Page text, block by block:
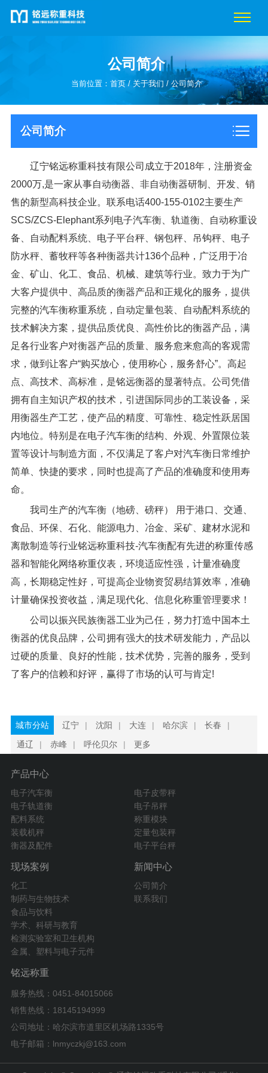
公司简介
当前位置： 首页/ 关于我们 /公司简介
公司简介
辽宁铭远称重科技有限公司成立于2018年，注册资金
2000万,是一家从事自动衡器、非自动衡器研制、开发、销
售的新型高科技企业。联系电话400-155-0102主要生产
SCS/ZCS-Elephant系列电子汽车衡、轨道衡、自动称重设
备、自动配料系统、电子平台秤、钢包秤、吊钩秤、电子
防水秤、蓄牧秤等各种衡器共计136个品种，广泛用于冶
金、矿山、化工、食品、机械、建筑等行业。致力于为广
大客户提供中、高品质的衡器产品和正规化的服务，提供
完整的汽车衡称重系统，自动定量包装、自动配料系统的
技术解决方案，提供品质优良、高性价比的衡器产品，满
足各行业客户对衡器产品的质量、服务愈来愈高的客观需
求，做到让客户“购买放心，使用称心，服务舒心”。高起
点、高技术、高标准，是铭远衡器的显著特点。公司凭借
拥有自主知识产权的技术，引进国际同步的工装设备，采
用衡器生产工艺，使产品的精度、可靠性、稳定性跃居国
内地位。特别是在电子汽车衡的结构、外观、外置限位装
置等设计与制造方面，不仅满足了客户对汽车衡日常维护
简单、快捷的要求，同时也提高了产品的准确度和使用寿
命。
我司生产的汽车衡（地磅、磅秤） 用于港口、交通、
食品、环保、石化、能源电力、冶金、采矿、建材水泥和
离散制造等行业铭远称重科技-汽车衡配有先进的称重传感
器和智能化网络称重仪表，环境适应性强，计量准确度
高，长期稳定性好，可提高企业物资贸易结算效率，准确
计量确保投资收益，满足现代化、信息化称重管理要求！
公司以振兴民族衡器工业为己任，努力打造中国本土
衡器的优良品牌，公司拥有强大的技术研发能力，产品以
过硬的质量、良好的性能，技术优势，完善的服务，受到
了客户的信赖和好评，赢得了市场的认可与肯定!
城市分站 辽宁 | 沈阳 | 大连 | 哈尔滨 | 长春
|
通辽
| 赤峰 | 呼伦贝尔 | 更多
产品中心
电子汽车衡
电子皮带秤
电子轨道衡
电子吊秤
配料系统
称重模块
装载机秤
定量包装秤
衡器及配件
电子平台秤
现场案例
化工
制药与生物技术
食品与饮料
学术、科研与教育
检测实验室和卫生机构
金属、塑料与电子元件
新闻中心
公司简介
联系我们
铭远称重
服务热线：0451-84015066
销售热线：18145194999
公司地址：哈尔滨市道里区机场路1335号
电子邮箱：lnmyczkj@163.com